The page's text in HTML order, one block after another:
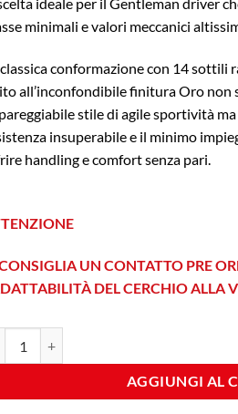
minimali e valori meccanici
conformazione con 14 sottili
all’inconfondibile finitura Oro non
stile di agile sportività
insuperabile e il minimo
handling e comfort senza pari.
UN CONTATTO PRE
DEL CERCHIO ALLA
AGGIUNGI AL